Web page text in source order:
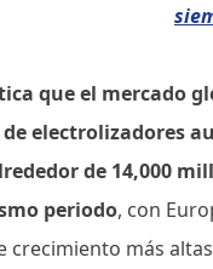
que el mercado
electrolizadores
de 14,000
periodo, con
crecimiento más